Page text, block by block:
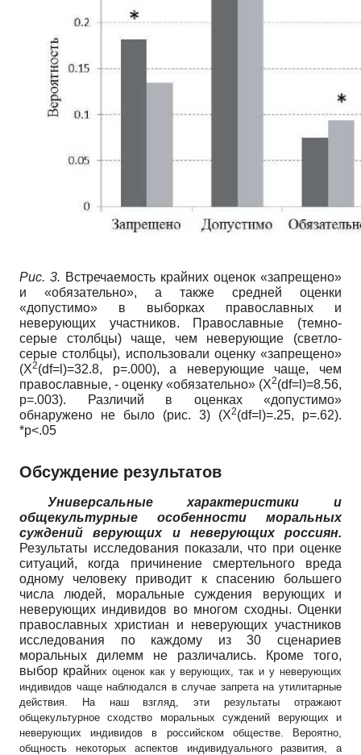
Рис. 3. Встречаемость крайних оценок «запрещено»
и «обязательно», а также средней оценки
«допустимо» в выборках православных и
неверующих участников. Православные (темно-
серые столбцы) чаще, чем неверующие (светло-
серые столбцы), использовали оценку «запрещено»
(X2(df=l)=32.8, р=.000), а неверующие чаще, чем
православные, - оценку «обязательно» (X2(df=l)=8.56,
р=.003). Различий в оценках «допустимо»
обнаружено не было (рис. 3) (X2(df=l)=.25, р=.62).
*р<.05
Обсуждение результатов
Универсальные характеристики и
общекультурные особенности моральных
суждений верующих и неверующих россиян.
Результаты исследования показали, что при оценке
ситуаций, когда причинение смертельного вреда
одному человеку приводит к спасению большего
числа людей, моральные суждения верующих и
неверующих индивидов во многом сходны. Оценки
православных христиан и неверующих участников
исследования по каждому из 30 сценариев
моральных дилемм не различались. Кроме того,
выбор крайних оценок как у верующих, так и у неверующих
индивидов чаще наблюдался в случае запрета на утилитарные
действия. На наш взгляд, эти результаты отражают
общекультурное сходство моральных суждений верующих и
неверующих индивидов в российском обществе. Вероятно,
общность некоторых аспектов индивидуального развития, а